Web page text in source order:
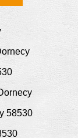
58530